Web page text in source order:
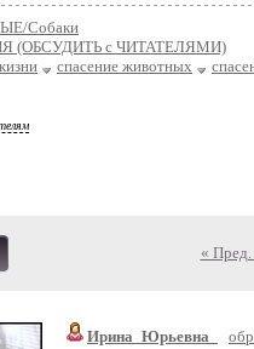
Собаки
(ОБСУДИТЬ с ЧИТАТЕЛЯМИ)
спасение животных
« Пред.
Ирина_Юрьевна_